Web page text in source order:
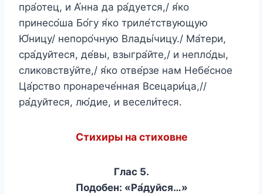
пра́отец, и А́нна да ра́дуется,/ я́ко
принесо́ша Бо́гу я́ко триле́тствующую
Ю́ницу/ непоро́чную Влады́чицу./ Ма́тери,
сра́дуйтеся, де́вы, взыгра́йте,/ и непло́ды,
сликовству́йте,/ я́ко отве́рзе нам Небе́сное
Ца́рство пронарече́нная Всецари́ца,//
ра́дуйтеся, лю́дие, и весели́теся.
Стихиры на стиховне
Глас 5.
Подобен: «Ра́дуйся…»